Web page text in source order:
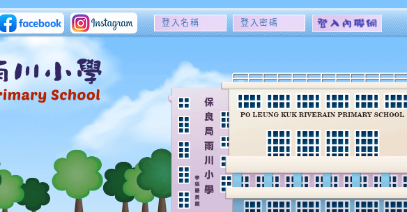
登
名
稱
登
密
碼